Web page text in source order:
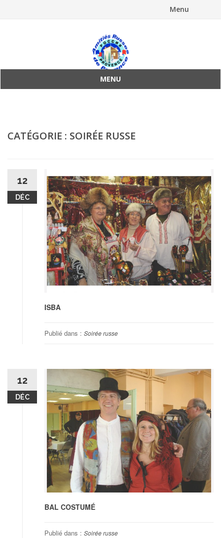
Menu
MENU
CATÉGORIE : SOIRÉE RUSSE
12
DÉC
ISBA
Publié dans : Soirée russe
12
DÉC
BAL COSTUMÉ
Publié dans : Soirée russe